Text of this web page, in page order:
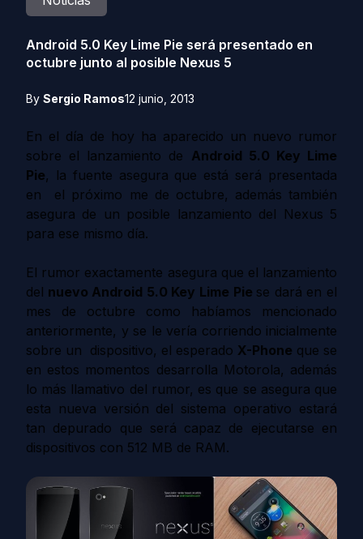
Android 5.0 Key Lime Pie será presentado en
octubre junto al posible Nexus 5
By Sergio Ramos12 junio, 2013
En el día de hoy ha aparecido un nuevo rumor
sobre el lanzamiento de Android 5.0 Key Lime
Pie, la fuente asegura que está será presentada
en el próximo me de octubre, además también
asegura de un posible lanzamiento del Nexus 5
para ese mismo día.
El rumor exactamente asegura que el lanzamiento
del nuevo Android 5.0 Key Lime Pie se dará en el
mes de octubre como habíamos mencionado
anteriormente, y se le vería corriendo inicialmente
sobre un dispositivo, el esperado X-Phone que se
en estos momentos desarrolla Motorola, además
lo más llamativo del rumor, es que se asegura que
esta nueva versión del sistema operativo estará
tan depurado que será capaz de ejecutarse en
dispositivos con 512 MB de RAM.